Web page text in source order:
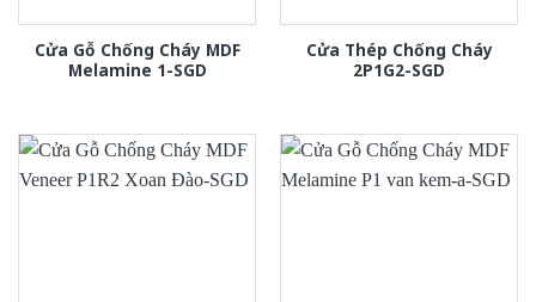
Cửa Gỗ Chống Cháy MDF
Melamine 1-SGD
Cửa Thép Chống Cháy
2P1G2-SGD